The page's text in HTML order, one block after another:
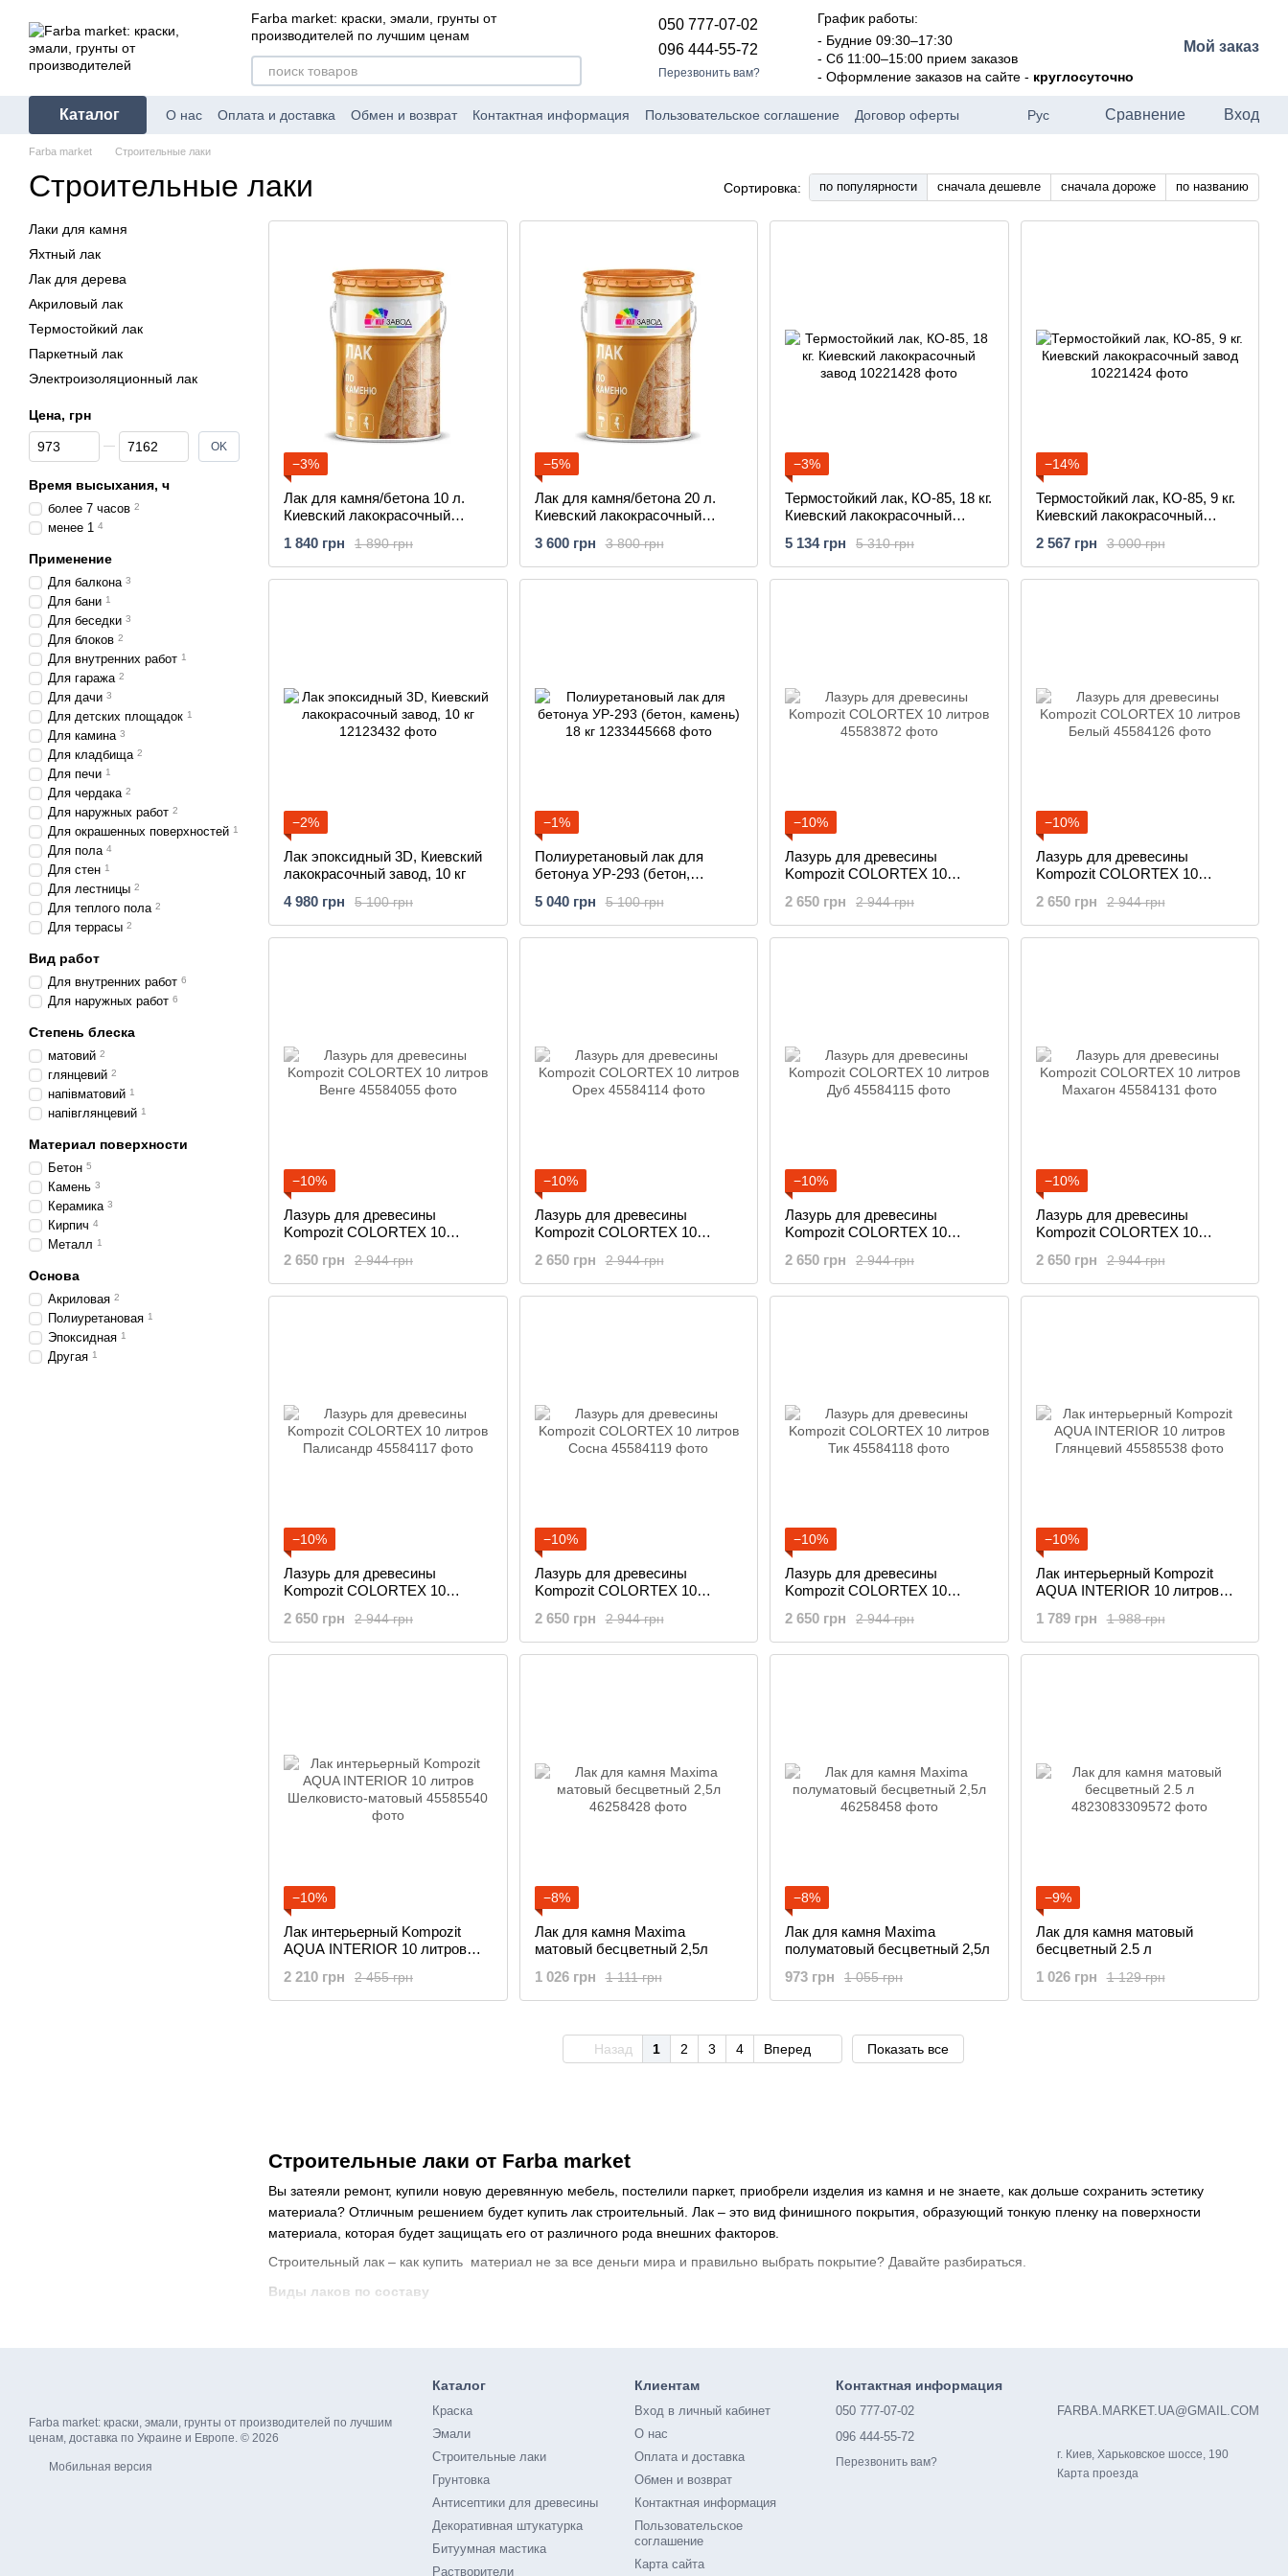
Farba market: краски, эмали, грунты от
производителей по лучшим ценам
050 777-07-02
096 444-55-72
Перезвонить вам?
График работы:
- Будние 09:30–17:30
- Сб 11:00–15:00 прием заказов
- Оформление заказов на сайте - круглосуточно
Мой заказ
Каталог О нас Оплата и доставка Обмен и возврат Контактная информация Пользовательское соглашение Договор оферты Рус Сравнение Вход
Farba market Строительные лаки
Строительные лаки Сортировка: по популярности сначала дешевле сначала дороже по названию
Строительные лаки от Farba market
Вы затеяли ремонт, купили новую деревянную мебель, постелили паркет, приобрели изделия из камня и не знаете, как дольше сохранить эстетику
материала? Отличным решением будет купить лак строительный. Лак – это вид финишного покрытия, образующий тонкую пленку на поверхности
материала, которая будет защищать его от различного рода внешних факторов.
Строительный лак – как купить материал не за все деньги мира и правильно выбрать покрытие? Давайте разбираться.
Виды лаков по составу
Вододисперсионный – идеально подойдет для работ внутри дома, особенно в детских комнатах. Без запаха, быстро сохнет, экологичен, но при этом
его защитные свойства несколько ниже остальных видов.
Лаки строительные – нюансы и критерии выбора
Выбор материала основывается на ваших предпочтениях и виде проводимых работ – все зависит от того, какие итоговые свойства вы ожидаете от
покрытия. Лаки бывают одно- и двухкомпонентные – последние более стойки к механическим и атмосферным воздействиям. Однокомпонентные составы
уже готовы к применению, двухкомпонентные содержат основу и отвердитель – их необходимо смешать непосредственно перед нанесением.
−3%
Лак для камня/бетона 10 л.
Киевский лакокрасочный
1 890 грн
1 840 грн
−5%
Лак для камня/бетона 20 л.
Киевский лакокрасочный
3 800 грн
3 600 грн
−3%
Термостойкий лак, КО-85, 18 кг.
Киевский лакокрасочный
5 310 грн
5 134 грн
−14%
Термостойкий лак, КО-85, 9 кг.
Киевский лакокрасочный
3 000 грн
2 567 грн
−2%
Лак эпоксидный 3D, Киевский
лакокрасочный завод, 10 кг
5 100 грн
4 980 грн
−1%
Полиуретановый лак для
бетонуа УР-293 (бетон,
5 100 грн
5 040 грн
−10%
Лазурь для древесины
Kompozit COLORTEX 10
2 944 грн
2 650 грн
−10%
Лазурь для древесины
Kompozit COLORTEX 10
2 944 грн
2 650 грн
−10%
Лазурь для древесины
Kompozit COLORTEX 10
2 944 грн
2 650 грн
−10%
Лазурь для древесины
Kompozit COLORTEX 10
2 944 грн
2 650 грн
−10%
Лазурь для древесины
Kompozit COLORTEX 10
2 944 грн
2 650 грн
−10%
Лазурь для древесины
Kompozit COLORTEX 10
2 944 грн
2 650 грн
−10%
Лазурь для древесины
Kompozit COLORTEX 10
2 944 грн
2 650 грн
−10%
Лазурь для древесины
Kompozit COLORTEX 10
2 944 грн
2 650 грн
−10%
Лазурь для древесины
Kompozit COLORTEX 10
2 944 грн
2 650 грн
−10%
Лак интерьерный Kompozit
AQUA INTERIOR 10 литров
1 988 грн
1 789 грн
−10%
Лак интерьерный Kompozit
AQUA INTERIOR 10 литров
2 455 грн
2 210 грн
−8%
Лак для камня Maxima
матовый бесцветный 2,5л
1 111 грн
1 026 грн
−8%
Лак для камня Maxima
полуматовый бесцветный 2,5л
1 055 грн
973 грн
−9%
Лак для камня матовый
бесцветный 2.5 л
1 129 грн
1 026 грн
Назад 1 2 3 4 Вперед Показать все
Лаки для камня
Яхтный лак
Лак для дерева
Акриловый лак
Термостойкий лак
Паркетный лак
Электроизоляционный лак
Цена, грн
От Цена, грн
До Цена, грн OK
Время высыхания, ч
более 7 часов 2
менее 1 4
Применение
Для балкона 3
Для бани 1
Для беседки 3
Для блоков 2
Для внутренних работ 1
Для гаража 2
Для дачи 3
Для детских площадок 1
Для камина 3
Для кладбища 2
Для печи 1
Для чердака 2
Для наружных работ 2
Для окрашенных поверхностей 1
Для пола 4
Для стен 1
Для лестницы 2
Для теплого пола 2
Для террасы 2
Вид работ
Для внутренних работ 6
Для наружных работ 6
Степень блеска
матовий 2
глянцевий 2
напівматовий 1
напівглянцевий 1
Материал поверхности
Бетон 5
Камень 3
Керамика 3
Кирпич 4
Металл 1
Основа
Акриловая 2
Полиуретановая 1
Эпоксидная 1
Другая 1
Farba market: краски, эмали, грунты от производителей по лучшим
ценам, доставка по Украине и Европе. © 2026
Мобильная версия
Каталог
Краска
Эмали
Строительные лаки
Грунтовка
Антисептики для древесины
Декоративная штукатурка
Битуумная мастика
Растворители
Клиентам
Вход в личный кабинет
О нас
Оплата и доставка
Обмен и возврат
Контактная информация
Пользовательское
соглашение
Карта сайта
Контактная информация
050 777-07-02
096 444-55-72
Перезвонить вам?
FARBA.MARKET.UA@GMAIL.COM
г. Киев, Харьковское шоссе, 190
Карта проезда